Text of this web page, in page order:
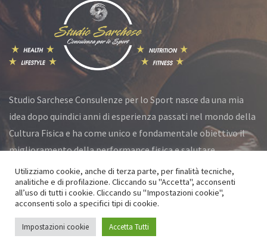
Studio Sarchese Consulenze per lo Sport nasce da una mia
idea dopo quindici anni di esperienza passati nel mondo della
Cultura Fisica e ha come unico e fondamentale obiettivo il
miglioramento della performance fisica e salutare.
© Studio Sarchese 2021 All Rights Reserved
Privacy Policy|Cookie Policy
Powered by
Utilizziamo cookie, anche di terza parte, per finalità tecniche,
analitiche e di profilazione. Cliccando su "Accetta", acconsenti
all’uso di tutti i cookie. Cliccando su "Impostazioni cookie",
acconsenti solo a specifici tipi di cookie.
Impostazioni cookie Accetta Tutti